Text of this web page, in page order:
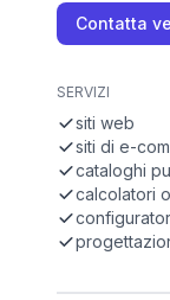
Contatta
SERVIZI
siti web
siti di e-
cataloghi
calcolatori